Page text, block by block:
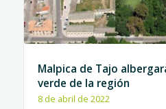
Malpica de Tajo
verde de la región
8 de abril de 2022